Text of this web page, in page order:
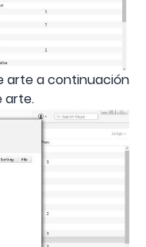
arte a continuación
arte.